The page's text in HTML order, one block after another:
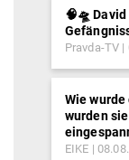
🧠🛸
Pravda-TV
Wie
wurden
EIKE